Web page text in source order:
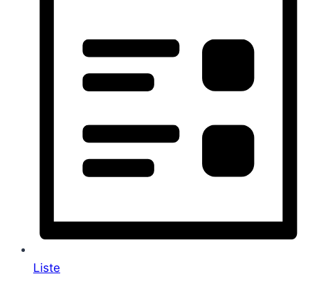
Liste